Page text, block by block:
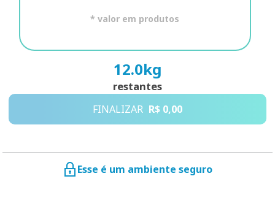
* valor em produtos
12.0kg
restantes
FINALIZAR R$ 0,00
Esse é um ambiente seguro